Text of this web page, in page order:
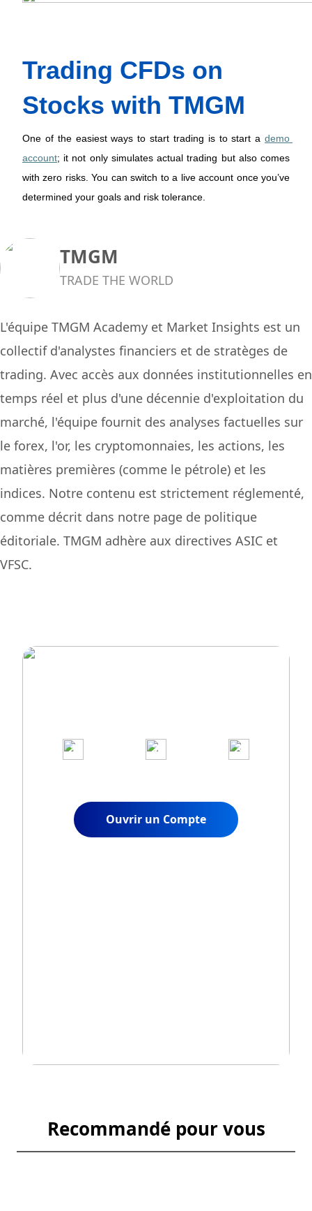
Trading CFDs on
Stocks with TMGM
One of the easiest ways to start trading is to start a demo
account; it not only simulates actual trading but also comes
with zero risks. You can switch to a live account once you’ve
determined your goals and risk tolerance.
TMGM
TRADE THE WORLD
L'équipe TMGM Academy et Market Insights est un
collectif d'analystes financiers et de stratèges de
trading. Avec accès aux données institutionnelles en
temps réel et plus d'une décennie d'exploitation du
marché, l'équipe fournit des analyses factuelles sur
le forex, l'or, les cryptomonnaies, les actions, les
matières premières (comme le pétrole) et les
indices. Notre contenu est strictement réglementé,
comme décrit dans notre page de politique
éditoriale. TMGM adhère aux directives ASIC et
VFSC.
1
2 3
Ouvrir un Compte
Recommandé pour vous